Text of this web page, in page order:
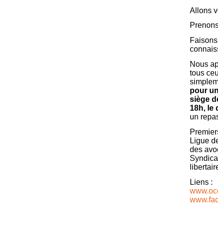
Allons
Nous
tous
pour
siège
18h, le
un
Ligue
des
Liens :